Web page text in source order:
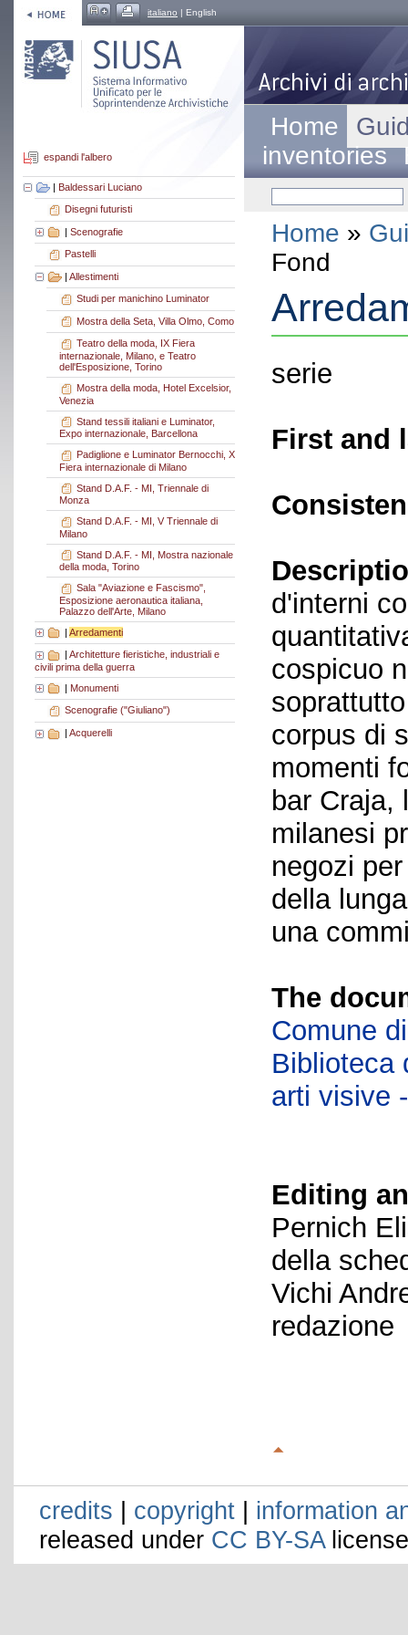
italiano | English
espandi l'albero
| Baldessari Luciano
Disegni futuristi
| Scenografie
Pastelli
| Allestimenti
Studi per manichino Luminator
Mostra della Seta, Villa Olmo, Como
Teatro della moda, IX Fiera
internazionale, Milano, e Teatro
dell'Esposizione, Torino
Mostra della moda, Hotel Excelsior,
Venezia
Stand tessili italiani e Luminator,
Expo internazionale, Barcellona
Padiglione e Luminator Bernocchi, X
Fiera internazionale di Milano
Stand D.A.F. - MI, Triennale di
Monza
Stand D.A.F. - MI, V Triennale di
Milano
Stand D.A.F. - MI, Mostra nazionale
della moda, Torino
Sala "Aviazione e Fascismo",
Esposizione aeronautica italiana,
Palazzo dell'Arte, Milano
| Arredamenti
Architetture fieristiche, industriali e
civili prima della guerra
| Monumenti
Scenografie ("Giuliano")
| Acquerelli
Home
inventories
Home »
Fond
serie
First and
d'interni
cospicuo
corpus di
momenti
bar Craja,
milanesi
negozi
della
una
The
Comune
Biblioteca
arti visive
Editing
Pernich
della
Vichi
redazione
credits | copyright | information
released under CC BY-SA